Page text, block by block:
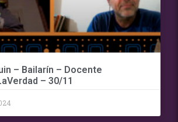
– Bailarín – Docente
– 30/11